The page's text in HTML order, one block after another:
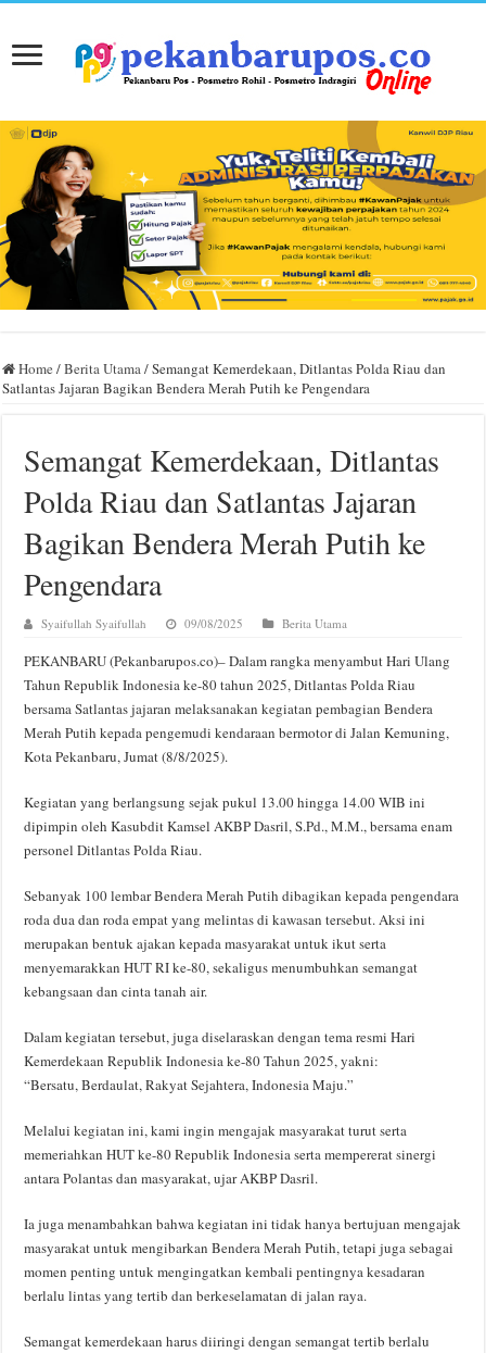
Home /Berita Utama/Semangat Kemerdekaan, Ditlantas Polda Riau dan
Satlantas Jajaran Bagikan Bendera Merah Putih ke Pengendara
Semangat Kemerdekaan, Ditlantas
Polda Riau dan Satlantas Jajaran
Bagikan Bendera Merah Putih ke
Pengendara
Syaifullah Syaifullah 09/08/2025 Berita Utama
PEKANBARU (Pekanbarupos.co)– Dalam rangka menyambut Hari Ulang
Tahun Republik Indonesia ke-80 tahun 2025, Ditlantas Polda Riau
bersama Satlantas jajaran melaksanakan kegiatan pembagian Bendera
Merah Putih kepada pengemudi kendaraan bermotor di Jalan Kemuning,
Kota Pekanbaru, Jumat (8/8/2025).
Kegiatan yang berlangsung sejak pukul 13.00 hingga 14.00 WIB ini
dipimpin oleh Kasubdit Kamsel AKBP Dasril, S.Pd., M.M., bersama enam
personel Ditlantas Polda Riau.
Sebanyak 100 lembar Bendera Merah Putih dibagikan kepada pengendara
roda dua dan roda empat yang melintas di kawasan tersebut. Aksi ini
merupakan bentuk ajakan kepada masyarakat untuk ikut serta
menyemarakkan HUT RI ke-80, sekaligus menumbuhkan semangat
kebangsaan dan cinta tanah air.
Dalam kegiatan tersebut, juga diselaraskan dengan tema resmi Hari
Kemerdekaan Republik Indonesia ke-80 Tahun 2025, yakni:
“Bersatu, Berdaulat, Rakyat Sejahtera, Indonesia Maju.”
Melalui kegiatan ini, kami ingin mengajak masyarakat turut serta
memeriahkan HUT ke-80 Republik Indonesia serta mempererat sinergi
antara Polantas dan masyarakat, ujar AKBP Dasril.
Ia juga menambahkan bahwa kegiatan ini tidak hanya bertujuan mengajak
masyarakat untuk mengibarkan Bendera Merah Putih, tetapi juga sebagai
momen penting untuk mengingatkan kembali pentingnya kesadaran
berlalu lintas yang tertib dan berkeselamatan di jalan raya.
Semangat kemerdekaan harus diiringi dengan semangat tertib berlalu